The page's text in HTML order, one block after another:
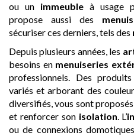
ou un immeuble à usage
propose aussi des
sécuriser ces derniers, tels des
Depuis plusieurs années, les
besoins en menuiseries
professionnels. Des
variés et arborant des
diversifiés, vous sont
et renforcer son isolation. L’
ou de connexions